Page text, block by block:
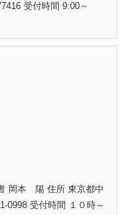
受付時間 9:00～
岡本 陽 住所 東京都中
0998 受付時間 １０時～